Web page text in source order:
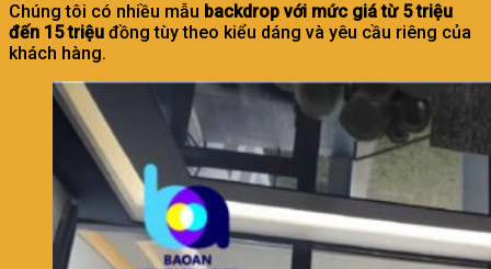
Chúng tôi có nhiều mẫu backdrop với mức giá từ 5 triệu
đến 15 triệu đồng tùy theo kiểu dáng và yêu cầu riêng của
khách hàng.